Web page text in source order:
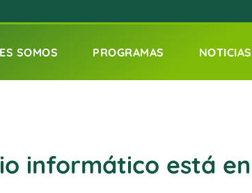
SOMOS PROGRAMAS NOTICIAS
informático está